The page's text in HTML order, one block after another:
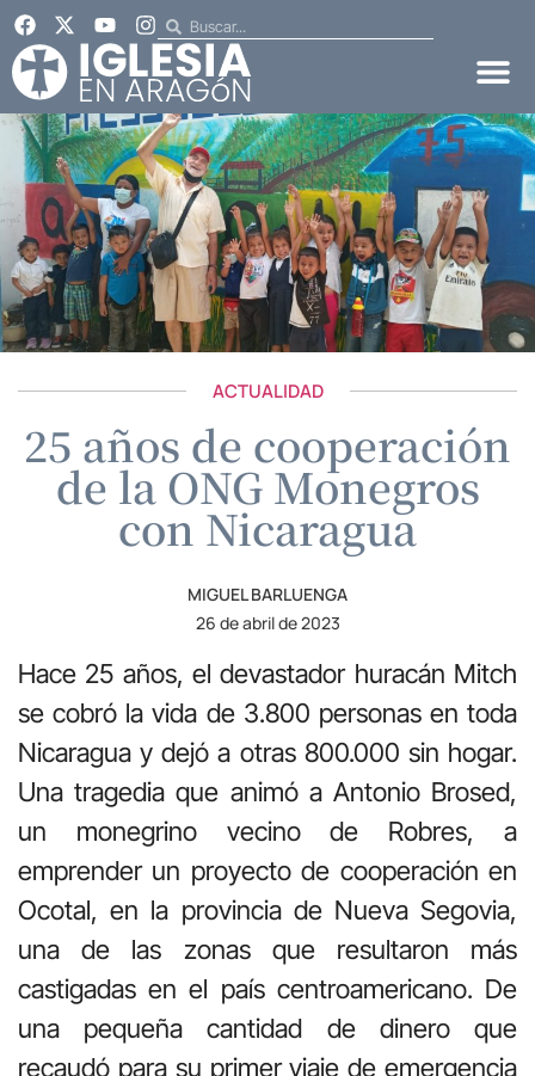
ACTUALIDAD
25 años de cooperación
de la ONG Monegros
con Nicaragua
MIGUEL BARLUENGA
26 de abril de 2023
Hace 25 años, el devastador huracán Mitch
se cobró la vida de 3.800 personas en toda
Nicaragua y dejó a otras 800.000 sin hogar.
Una tragedia que animó a Antonio Brosed,
un monegrino vecino de Robres, a
emprender un proyecto de cooperación en
Ocotal, en la provincia de Nueva Segovia,
una de las zonas que resultaron más
castigadas en el país centroamericano. De
una pequeña cantidad de dinero que
recaudó para su primer viaje de emergencia